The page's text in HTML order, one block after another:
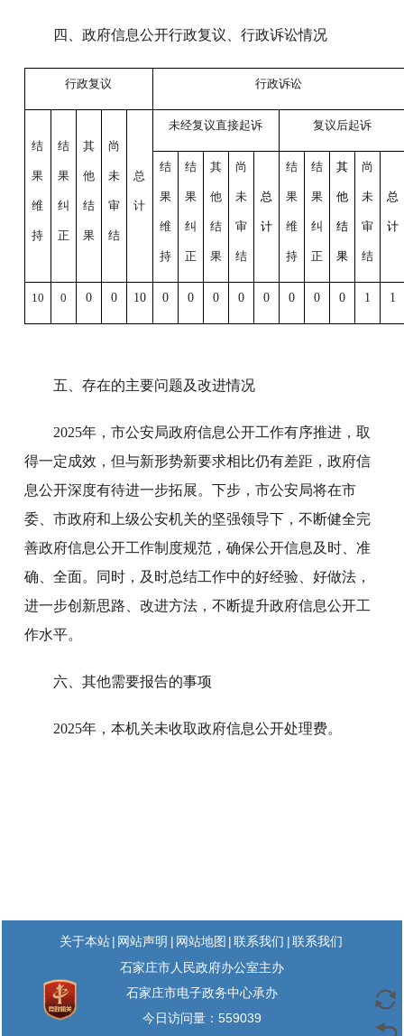
四、政府信息公开行政复议、行政诉讼情况
行政复议 行政诉讼
结
果
维
持
结
果
纠
正
其
他
结
果
尚
未
审
结
总
计
未经复议直接起诉 复议后起诉
结
果
维
持
结
果
纠
正
其
他
结
果
尚
未
审
结
总
计
结
果
维
持
结
果
纠
正
其
他
结
果
尚
未
审
结
总
计
10 0 0 0 10 0 0 0 0 0 0 0 0 1 1
五、存在的主要问题及改进情况
2025年，市公安局政府信息公开工作有序推进，取
得一定成效，但与新形势新要求相比仍有差距，政府信
息公开深度有待进一步拓展。下步，市公安局将在市
委、市政府和上级公安机关的坚强领导下，不断健全完
善政府信息公开工作制度规范，确保公开信息及时、准
确、全面。同时，及时总结工作中的好经验、好做法，
进一步创新思路、改进方法，不断提升政府信息公开工
作水平。
六、其他需要报告的事项
2025年，本机关未收取政府信息公开处理费。
关于本站 | 网站声明 | 网站地图 | 联系我们 | 联系我们
石家庄市人民政府办公室主办
石家庄市电子政务中心承办
今日访问量： 559039